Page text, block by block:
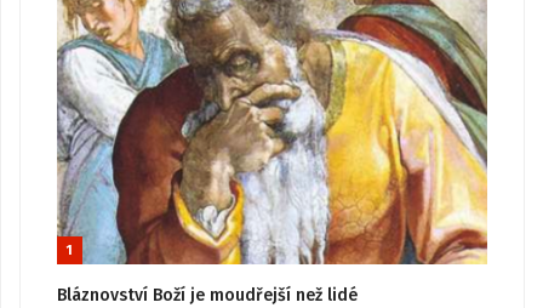
1
Bláznovství Boží je moudřejší než lidé